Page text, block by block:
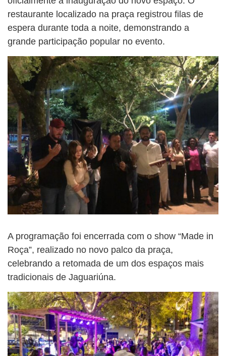
restaurante localizado na praça registrou filas de
espera durante toda a noite, demonstrando a
grande participação popular no evento.
A programação foi encerrada com o show “Made in
Roça”, realizado no novo palco da praça,
celebrando a retomada de um dos espaços mais
tradicionais de Jaguariúna.